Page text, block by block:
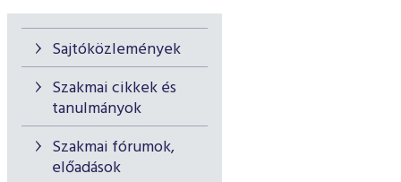
Sajtóközlemények
Szakmai cikkek és
tanulmányok
Szakmai fórumok,
előadások